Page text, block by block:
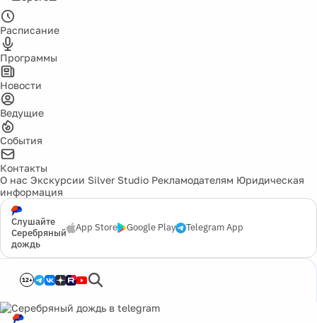
Расписание
Программы
Новости
Ведущие
События
Контакты
О нас Экскурсии Silver Studio Рекламодателям Юридическая
информация
Слушайте
Серебряный
дождь
App Store Google Play Telegram App
12+